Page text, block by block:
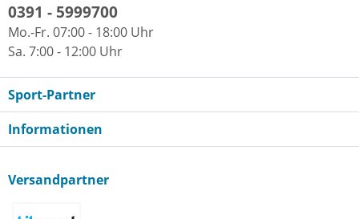
0391 - 5999700
Mo.-Fr. 07:00 - 18:00 Uhr
Sa. 7:00 - 12:00 Uhr
Sport-Partner
Informationen
Versandpartner